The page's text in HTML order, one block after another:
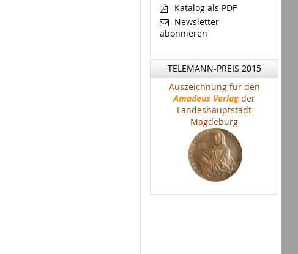
Katalog als PDF
Newsletter
abonnieren
TELEMANN-PREIS 2015
Auszeichnung für den
Amadeus Verlag der
Landeshauptstadt
Magdeburg